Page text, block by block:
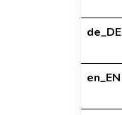
de_DE
en_EN